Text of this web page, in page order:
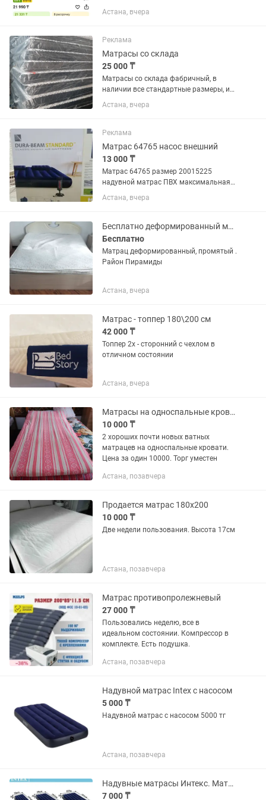
Астана, вчера
Реклама
Матрасы со склада
25 000 ₸
Матрасы со склада фабричный, в
наличии все стандартные размеры, и
на заказ. Доставка по всем городам
120×200 = 33000...
Астана, вчера
Реклама
Матрас 64765 насос внешний
13 000 ₸
Матрас 64765 размер 20015225
надувной матрас ПВХ максимальная
нагрузка 272 кг насос ручной две
подушки
Астана, вчера
Бесплатно деформированный матрас 200х180
Бесплатно
Матрац деформированный, промятый .
Район Пирамиды
Астана, вчера
Матрас - топпер 180\200 см
42 000 ₸
Топпер 2х - сторонний с чехлом в
отличном состоянии
Астана, вчера
Матрасы на односпальные кровати
10 000 ₸
2 хороших почти новых ватных
матрацев на односпальные кровати.
Цена за один 10000. Торг уместен
Астана, позавчера
Продается матрас 180х200
10 000 ₸
Две недели пользования. Высота 17см
Астана, позавчера
Матрас противопролежневый
27 000 ₸
Пользовались неделю, все в
идеальном состоянии. Компрессор в
комплекте. Есть подушка.
Астана, позавчера
Надувной матрас Intex с насосом
5 000 ₸
Надувной матрас с насосом 5000 тг
Астана, позавчера
Надувные матрасы Интекс. Матрац надувной
7 000 ₸